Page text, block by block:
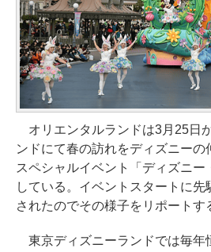
オリエンタルランドは3月25日
ンドにて春の訪れをディズニーの
スペシャルイベント「ディズニー
している。イベントスタートに
されたのでその様子をリポートす
東京ディズニーランドでは毎年